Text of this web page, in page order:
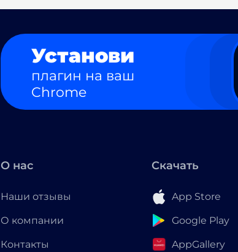
Установи
плагин на ваш
Chrome
О нас
Наши отзывы
О компании
Контакты
Скачать
App Store
Google Play
AppGallery